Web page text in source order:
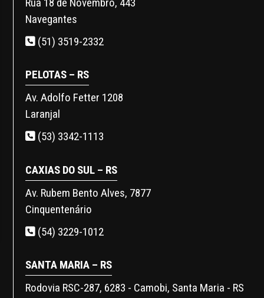
Navegantes
(51) 3519-2332
PELOTAS – RS
Av. Adolfo Fetter 1208
Laranjal
(53) 3342-1113
CAXIAS DO SUL – RS
Av. Rubem Bento Alves, 7877
Cinquentenário
(54) 3229-1012
SANTA MARIA – RS
Rodovia RSC-287, 6283 - Camobi, Santa Maria - RS